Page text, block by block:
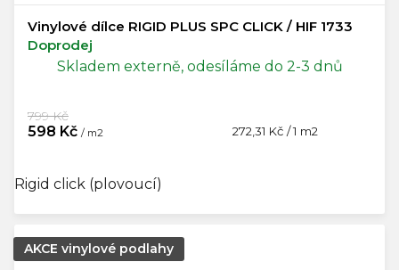
Vinylové dílce RIGID PLUS SPC CLICK / HIF 1733
Doprodej
Skladem externě, odesíláme do 2-3 dnů
598 Kč / m2
799 Kč
Měrná
272,31 Kč / 1 m2
Rigid click (plovoucí)
AKCE vinylové podlahy